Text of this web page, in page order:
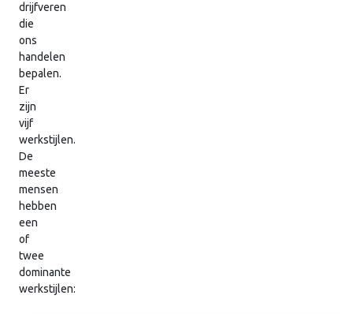
drijfveren
die
ons
handelen
bepalen.
Er
zijn
vijf
werkstijlen.
De
meeste
mensen
hebben
een
of
twee
dominante
werkstijlen: